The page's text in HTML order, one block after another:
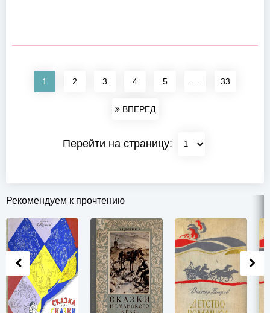
1 2 3 4 5 33
ВПЕРЕД
Перейти на страницу:
Рекомендуем к прочтению